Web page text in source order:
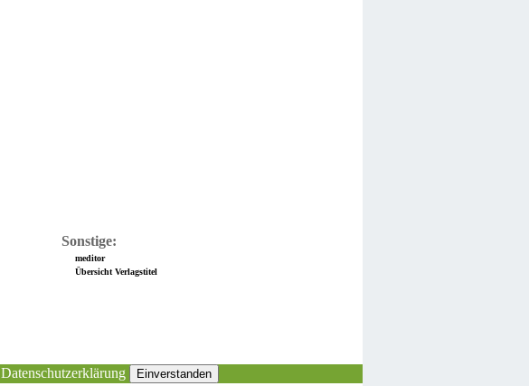
Sonstige:
meditor
Übersicht Verlagstitel
Datenschutzerklärung Einverstanden